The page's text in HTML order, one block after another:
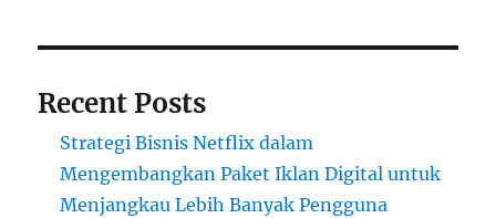
Recent Posts
Strategi Bisnis Netflix dalam
Mengembangkan Paket Iklan Digital untuk
Menjangkau Lebih Banyak Pengguna